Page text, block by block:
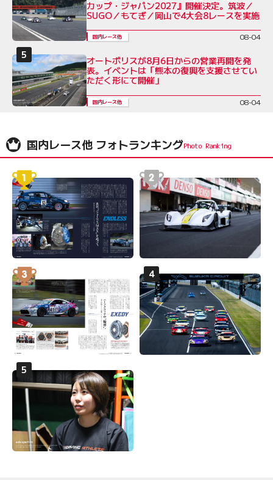
カップ・ジャパン2027』開催決定。筑波／
SUGO／もてぎ／岡山で4大会8レースを実施
国内レース他 08-04
オートポリスが8月6日からの営業再開を発
表。イベントは「熊本の復興を支援させてい
ただく形にて開催」
国内レース他 08-04
国内レース他 フォトランキング